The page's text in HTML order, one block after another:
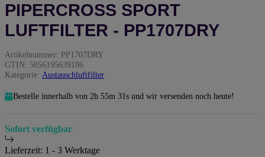
PIPERCROSS SPORT
LUFTFILTER - PP1707DRY
Artikelnummer: PP1707DRY
GTIN: 5056195639186
Kategorie: Austauschluftfilter
Bestelle innerhalb von 2h 55m 30s und wir versenden noch heute!
Sofort verfügbar
Lieferzeit: 1 - 3 Werktage